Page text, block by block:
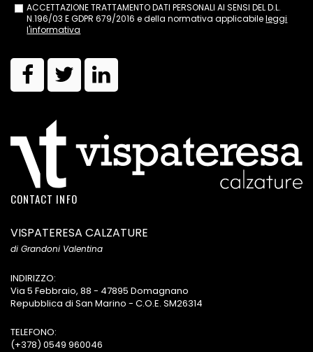
ACCETTAZIONE TRATTAMENTO DATI PERSONALI AI SENSI DEL D.L.
N.196/03 E GDPR 679/2016 e della normativa applicabileleggi
l'informativa
CONTACT INFO
VISPATERESA CALZATURE
di Grandoni Valentina
INDIRIZZO:
Via 5 Febbraio, 88 - 47895 Domagnano
Repubblica di San Marino - C.O.E. SM26314
TELEFONO:
(+378) 0549 960046